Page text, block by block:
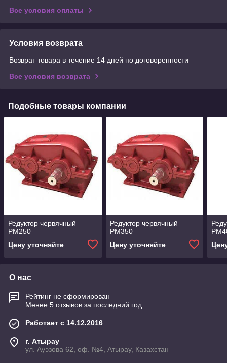
Все условия оплаты
Условия возврата
Возврат товара в течение 14 дней по договоренности
Все условия возврата
Подобные товары компании
Редуктор червячный
РМ250
Цену уточняйте
Редуктор червячный
РМ350
Цену уточняйте
О нас
Рейтинг не сформирован
Менее 5 отзывов за последний год
Работает с 14.12.2016
г. Атырау
ул. Ауэзова 62, оф. №4, Атырау, Казахстан